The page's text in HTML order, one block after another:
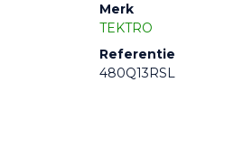
Merk
TEKTRO
Referentie
480Q13RSL